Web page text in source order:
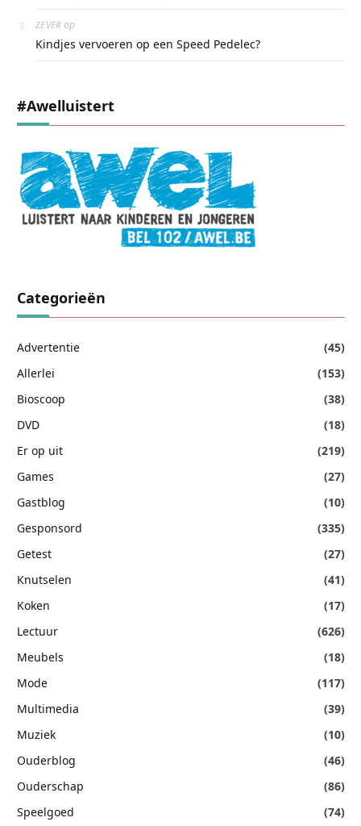
ZEVER op
Kindjes vervoeren op een Speed Pedelec?
#awelluistert
Categorieën
Advertentie
(45)
Allerlei
(153)
Bioscoop
(38)
DVD
(18)
Er op uit
(219)
Games
(27)
Gastblog
(10)
Gesponsord
(335)
Getest
(27)
Knutselen
(41)
Koken
(17)
Lectuur
(626)
Meubels
(18)
Mode
(117)
Multimedia
(39)
Muziek
(10)
Ouderblog
(46)
Ouderschap
(86)
Speelgoed
(74)